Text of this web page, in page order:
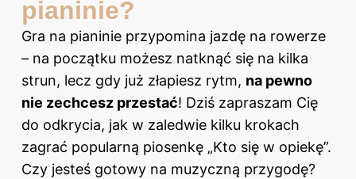
pianinie?
Gra na pianinie przypomina jazdę na rowerze
– na początku możesz natknąć się na kilka
strun, lecz gdy już złapiesz rytm, na pewno
nie zechcesz przestać! Dziś zapraszam Cię
do odkrycia, jak w zaledwie kilku krokach
zagrać popularną piosenkę „Kto się w opiekę”.
Czy jesteś gotowy na muzyczną przygodę?